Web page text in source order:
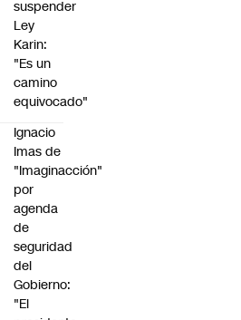
suspender
Ley
Karin:
"Es un
camino
equivocado"
Ignacio
Imas de
"Imaginacción"
por
agenda
de
seguridad
del
Gobierno:
"El